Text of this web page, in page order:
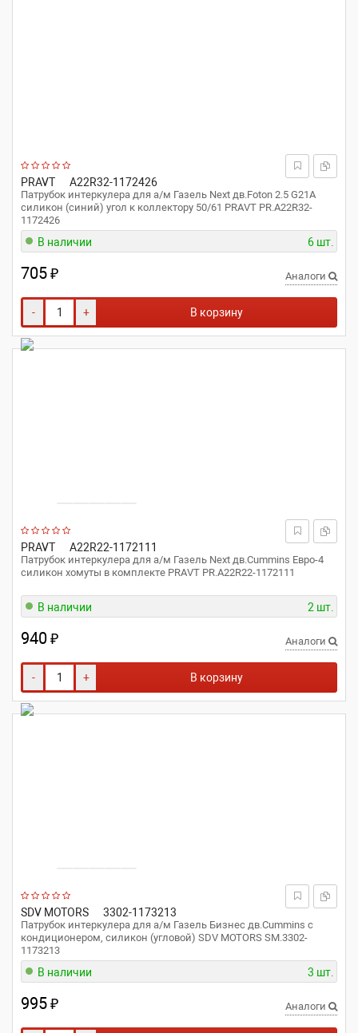
PRAVT A22R32-1172426
Патрубок интеркулера для а/м Газель Next дв.Foton 2.5 G21A
силикон (синий) угол к коллектору 50/61 PRAVT PR.A22R32-
1172426
В наличии 6 шт.
705₽ Аналоги
- + В корзину
PRAVT A22R22-1172111
Патрубок интеркулера для а/м Газель Next дв.Cummins Евро-4
силикон хомуты в комплекте PRAVT PR.A22R22-1172111
В наличии 2 шт.
940₽ Аналоги
- + В корзину
SDV MOTORS 3302-1173213
Патрубок интеркулера для а/м Газель Бизнес дв.Cummins с
кондиционером, силикон (угловой) SDV MOTORS SM.3302-
1173213
В наличии 3 шт.
995₽ Аналоги